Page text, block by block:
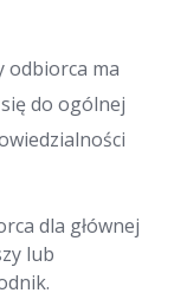
odbiorca ma
do ogólnej
dla głównej
lub